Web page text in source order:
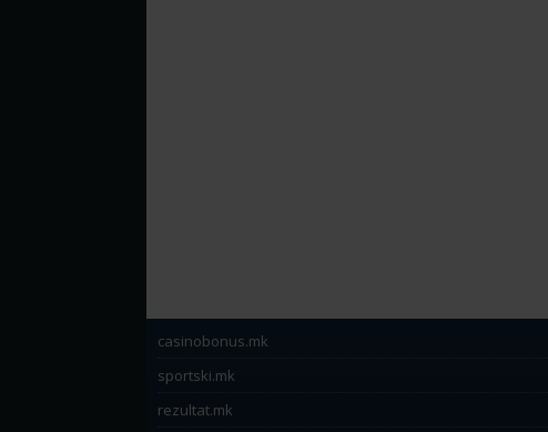
casinobonus.mk
sportski.mk
rezultat.mk